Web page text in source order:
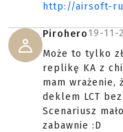
http://airsoft-
Pirohero19-11-
Może to tylko
replikę KA z
mam wrażenie,
deklem LCT
Scenariusz
zabawnie :D